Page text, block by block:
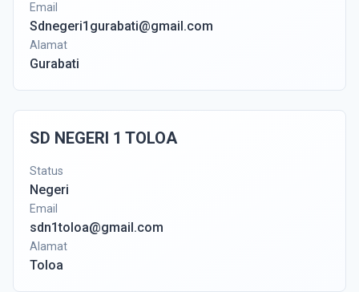
Email
Sdnegeri1gurabati@gmail.com
Alamat
Gurabati
SD NEGERI 1 TOLOA
Status
Negeri
Email
sdn1toloa@gmail.com
Alamat
Toloa